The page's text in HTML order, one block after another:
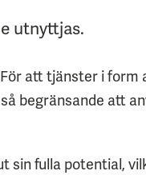
utnyttjas.
att tjänster i form
begränsande att
sin fulla potential,